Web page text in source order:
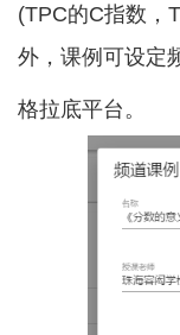
(TPC的C指数，
外，课例可设定
格拉底平台。